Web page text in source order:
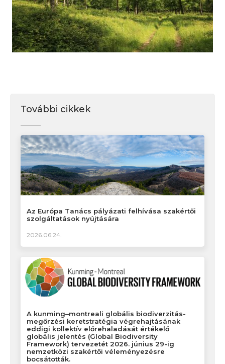
További cikkek
Az Európa Tanács pályázati felhívása szakértői
szolgáltatások nyújtására
2026.06.24.
A kunming–montreali globális biodiverzitás-
megőrzési keretstratégia végrehajtásának
eddigi kollektív előrehaladását értékelő
globális jelentés (Global Biodiversity
Framework) tervezetét 2026. június 29-ig
nemzetközi szakértői véleményezésre
bocsátották.